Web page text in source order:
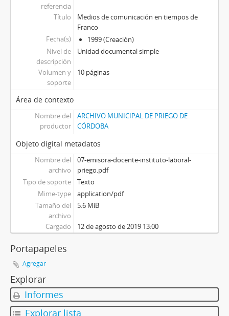
referencia
Título
Medios de comunicación en tiempos de
Franco
Fecha(s)
1999 (Creación)
Nivel de
descripción
Unidad documental simple
Volumen y
soporte
10 páginas
Área de contexto
Nombre del
productor
ARCHIVO MUNICIPAL DE PRIEGO DE
CÓRDOBA
Objeto digital metadatos
Nombre del
archivo
07-emisora-docente-instituto-laboral-
priego.pdf
Tipo de soporte
Texto
Mime-type
application/pdf
Tamaño del
archivo
5.6 MiB
Cargado 12 de agosto de 2019 13:00
Portapapeles
Agregar
Explorar
Informes
Explorar lista